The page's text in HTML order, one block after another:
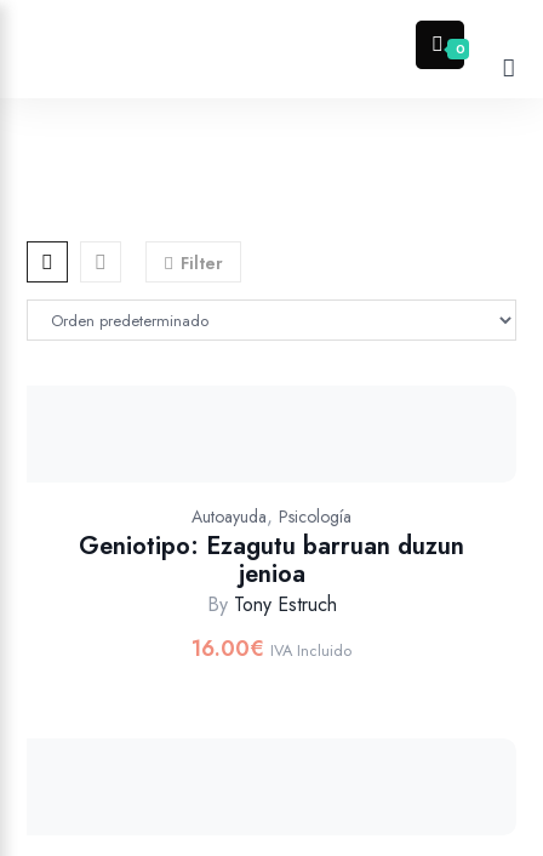
0
Filter
Autoayuda, Psicología
Geniotipo: Ezagutu barruan duzun
jenioa
By Tony Estruch
16.00€ IVA Incluido